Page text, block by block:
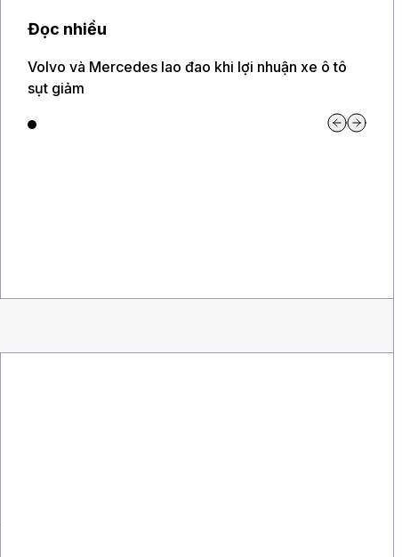
Đọc nhiều
Volvo và Mercedes lao đao khi lợi nhuận xe ô tô
sụt giảm